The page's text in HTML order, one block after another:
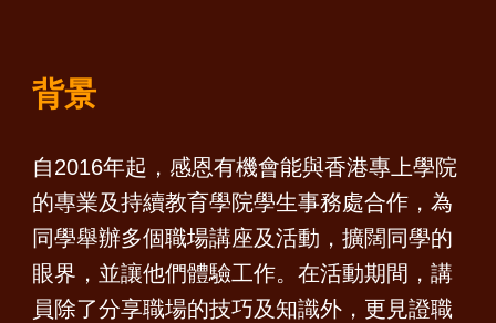
背景
自2016年起，感恩有機會能與香港專上學院
的專業及持續教育學院學生事務處合作，為
同學舉辦多個職場講座及活動，擴闊同學的
眼界，並讓他們體驗工作。在活動期間，講
員除了分享職場的技巧及知識外，更見證職